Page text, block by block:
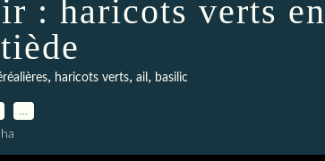
: haricots verts en
, haricots verts, ail, basilic